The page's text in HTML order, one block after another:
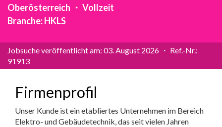
Oberösterreich ・ Vollzeit
Branche: HKLS
Jobsuche veröffentlicht am: 03. August 2026 ・ Ref.-Nr.:
91913
Firmenprofil
Unser Kunde ist ein etabliertes Unternehmen im Bereich
Elektro- und Gebäudetechnik, das seit vielen Jahren